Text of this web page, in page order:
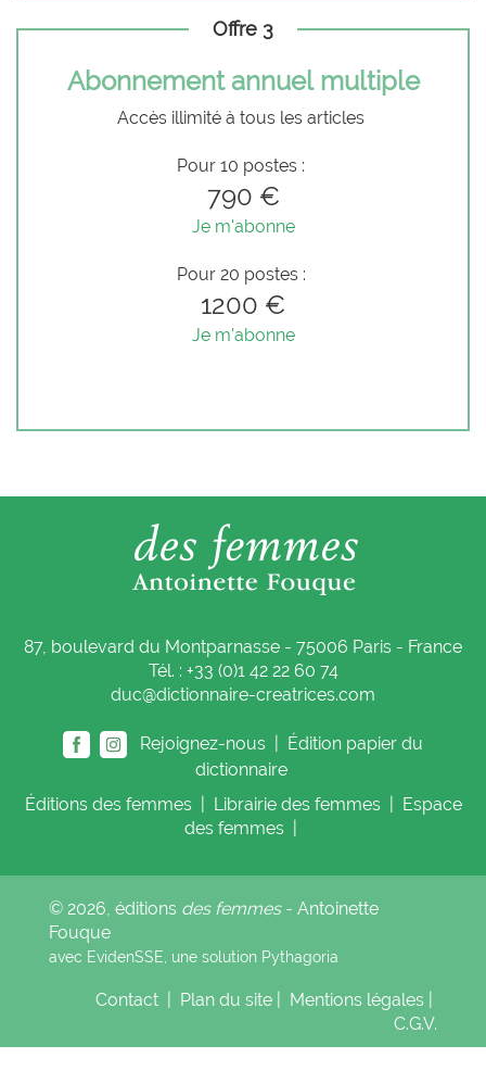
Offre 3
Abonnement annuel multiple
Accès illimité à tous les articles
Pour 10 postes :
790 €
Je m'abonne
Pour 20 postes :
1200 €
Je m'abonne
87, boulevard du Montparnasse - 75006 Paris - France
Tél. : +33 (0)1 42 22 60 74
duc@dictionnaire-creatrices.com
Rejoignez-nous |
Édition papier du
dictionnaire
Éditions des femmes Librairie des femmes
Espace
des femmes
© 2026, éditions des femmes- Antoinette
Fouque
avec EvidenSSE, une solution Pythagoria
Contact Plan du site Mentions légales
C.G.V.